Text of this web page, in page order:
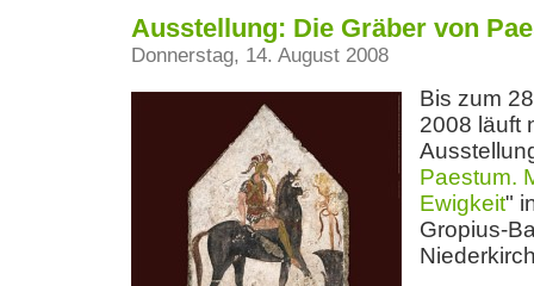
Ausstellung: Die Gräber von
Donnerstag, 14. August 2008
Bis zum
2008 läuft
Paestum.
Ewigkeit"
Gropius-